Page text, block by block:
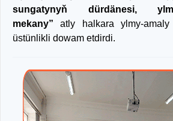
sungatynyň dürdänesi, ylmy-
mekany”atly halkara ylmy-
üstünlikli dowam etdirdi.